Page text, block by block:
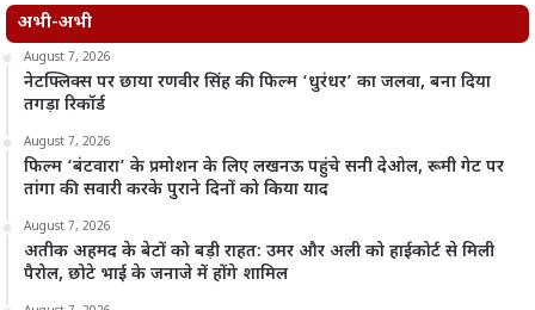
अभी-अभी
August 7, 2026
नेटफ्लिक्स पर छाया रणवीर सिंह की फिल्म ‘धुरंधर’ का जलवा, बना दिया
तगड़ा रिकॉर्ड
August 7, 2026
फिल्म ‘बंटवारा’ के प्रमोशन के लिए लखनऊ पहुंचे सनी देओल, रूमी गेट पर
तांगा की सवारी करके पुराने दिनों को किया याद
August 7, 2026
अतीक अहमद के बेटों को बड़ी राहत: उमर और अली को हाईकोर्ट से मिली
पैरोल, छोटे भाई के जनाजे में होंगे शामिल